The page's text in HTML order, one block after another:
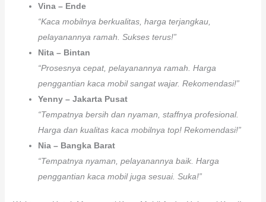
Vina – Ende
“Kaca mobilnya berkualitas, harga terjangkau,
pelayanannya ramah. Sukses terus!”
Nita – Bintan
“Prosesnya cepat, pelayanannya ramah. Harga
penggantian kaca mobil sangat wajar. Rekomendasi!”
Yenny – Jakarta Pusat
“Tempatnya bersih dan nyaman, staffnya profesional.
Harga dan kualitas kaca mobilnya top! Rekomendasi!”
Nia – Bangka Barat
“Tempatnya nyaman, pelayanannya baik. Harga
penggantian kaca mobil juga sesuai. Suka!”